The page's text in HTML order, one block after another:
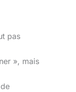
pas
», mais